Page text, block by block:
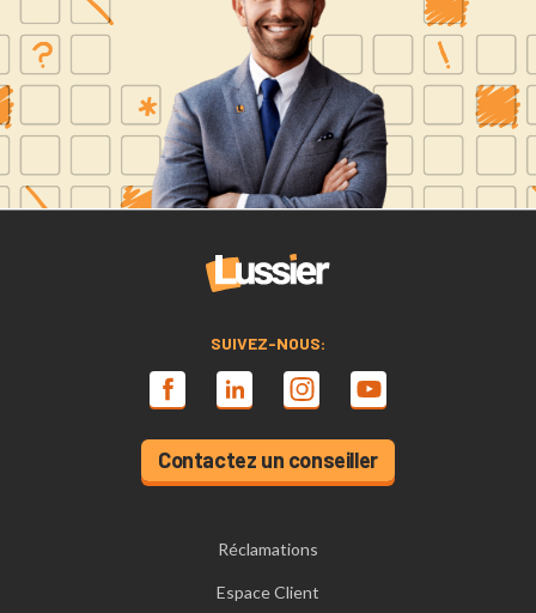
SUIVEZ-NOUS:
Contactez un conseiller
Réclamations
Espace Client